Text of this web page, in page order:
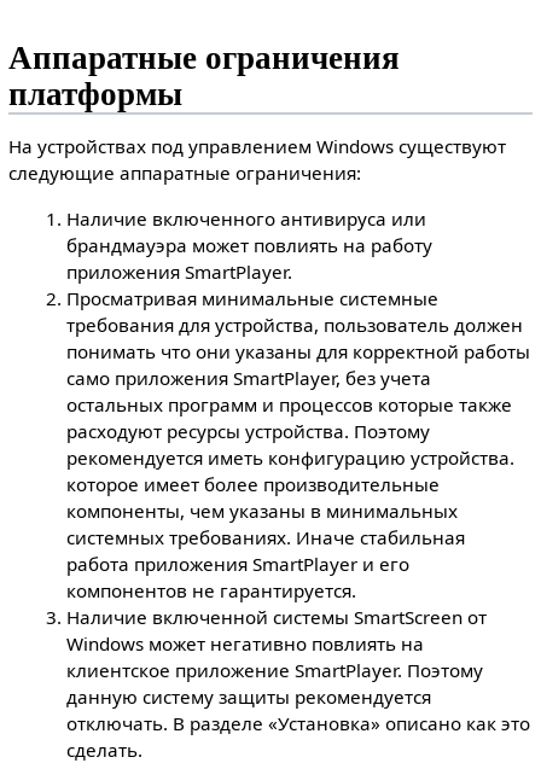
Аппаратные ограничения
платформы
На устройствах под управлением Windows существуют
следующие аппаратные ограничения:
Наличие включенного антивируса или
брандмауэра может повлиять на работу
приложения SmartPlayer.
Просматривая минимальные системные
требования для устройства, пользователь должен
понимать что они указаны для корректной работы
само приложения SmartPlayer, без учета
остальных программ и процессов которые также
расходуют ресурсы устройства. Поэтому
рекомендуется иметь конфигурацию устройства.
которое имеет более производительные
компоненты, чем указаны в минимальных
системных требованиях. Иначе стабильная
работа приложения SmartPlayer и его
компонентов не гарантируется.
Наличие включенной системы SmartScreen от
Windows может негативно повлиять на
клиентское приложение SmartPlayer. Поэтому
данную систему защиты рекомендуется
отключать. В разделе «Установка» описано как это
сделать.